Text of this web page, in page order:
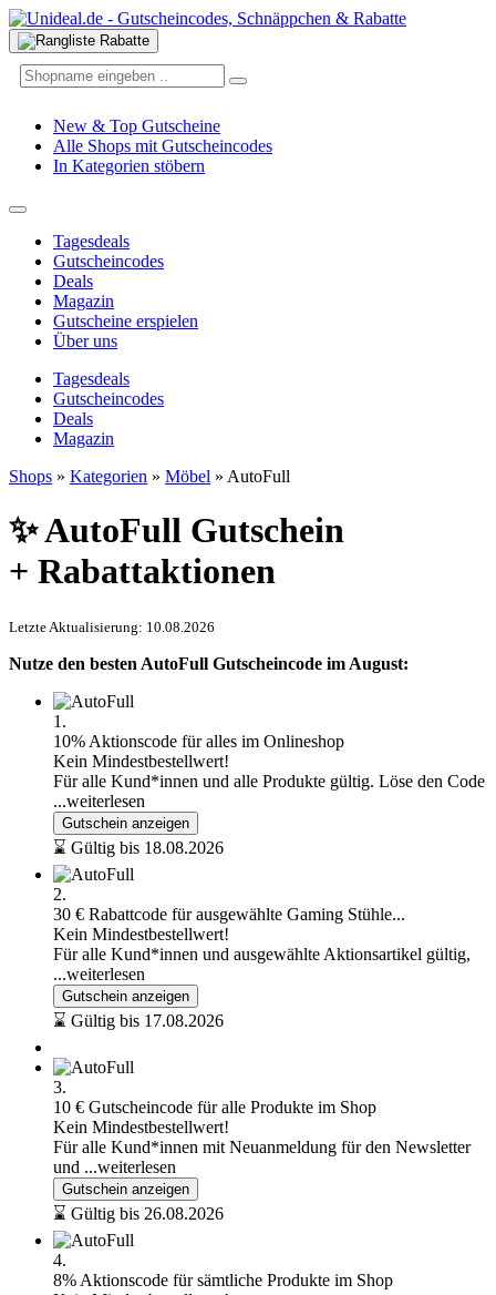
New & Top Gutscheine
Alle Shops mit Gutscheincodes
In Kategorien stöbern
Tagesdeals
Gutscheincodes
Deals
Magazin
Gutscheine erspielen
Über uns
Tagesdeals
Gutscheincodes
Deals
Magazin
Shops » Kategorien » Möbel » AutoFull
✨ AutoFull Gutschein
+ Rabattaktionen
Letzte Aktualisierung: 10.08.2026
Nutze den besten AutoFull Gutscheincode im August:
1.
10% Aktionscode für alles im Onlineshop
Kein Mindestbestellwert!
Für alle Kund*innen und alle Produkte gültig. Löse den Code
...weiterlesen
Gutschein anzeigen
⌛ Gültig bis 18.08.2026
2.
30 € Rabattcode für ausgewählte Gaming Stühle...
Kein Mindestbestellwert!
Für alle Kund*innen und ausgewählte Aktionsartikel gültig,
...weiterlesen
Gutschein anzeigen
⌛ Gültig bis 17.08.2026
3.
10 € Gutscheincode für alle Produkte im Shop
Kein Mindestbestellwert!
Für alle Kund*innen mit Neuanmeldung für den Newsletter
und ...weiterlesen
Gutschein anzeigen
⌛ Gültig bis 26.08.2026
4.
8% Aktionscode für sämtliche Produkte im Shop